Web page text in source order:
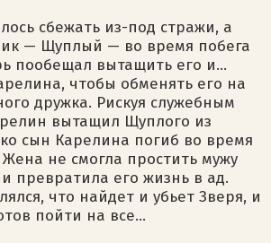
сбежать из-под стражи, а
— Щуплый — во время побега
пообещал вытащить его и…
чтобы обменять его на
дружка. Рискуя служебным
вытащил Щуплого из
сын Карелина погиб во время
не смогла простить мужу
превратила его жизнь в ад.
что найдет и убьет Зверя, и
пойти на все…